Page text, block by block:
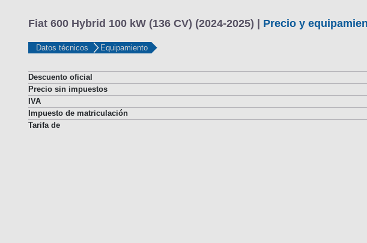
Fiat 600 Hybrid 100 kW (136 CV) (2024-2025) | Precio y
Datos técnicos Equipamiento
Descuento oficial
Precio sin impuestos
IVA
Impuesto de matriculación
Tarifa de